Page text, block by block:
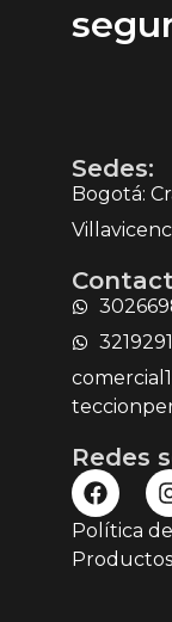
Sedes:
Bogotá:
Redes
Política
Productos